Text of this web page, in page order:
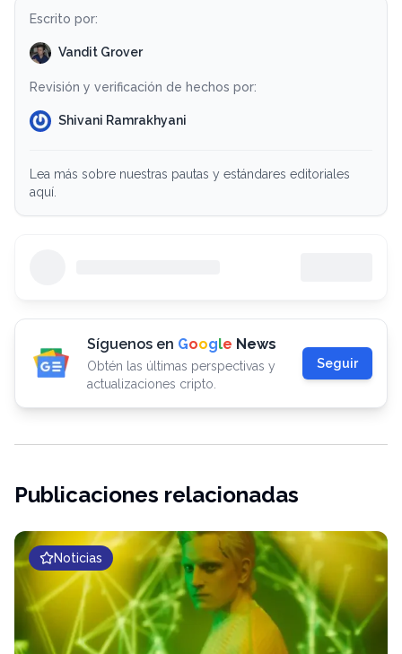
Escrito por:
Vandit Grover
Revisión y verificación de hechos por:
Shivani Ramrakhyani
Lea más sobre nuestras pautas y estándares editoriales
aquí.
Síguenos en Google News
Obtén las últimas perspectivas y
actualizaciones cripto.
Seguir
Publicaciones relacionadas
Noticias